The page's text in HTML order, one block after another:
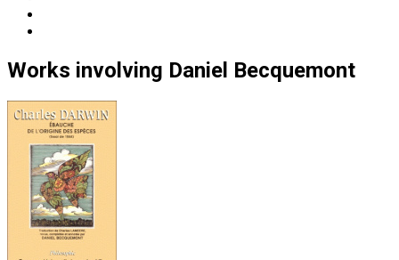
Works involving Daniel Becquemont